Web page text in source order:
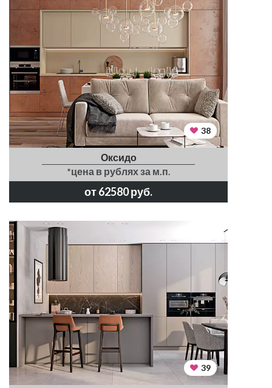
38
Оксидо
*цена в рублях за м.п.
от 62580 руб.
39